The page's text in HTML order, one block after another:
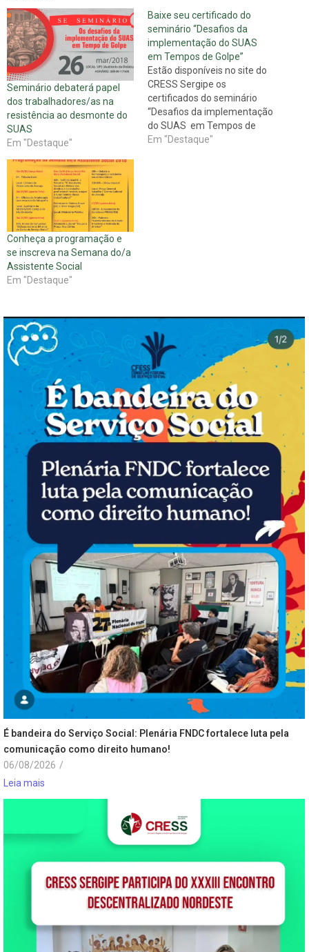
Seminário debaterá papel
dos trabalhadores/as na
resistência ao desmonte do
SUAS
Em "Destaque"
Baixe seu certificado do
seminário “Desafios da
implementação do SUAS
em Tempos de Golpe”
Estão disponíveis no site do
CRESS Sergipe os
certificados do seminário
“Desafios da implementação
do SUAS em Tempos de
Golpe”. O documento está no
Em "Destaque"
Conheça a programação e
se inscreva na Semana do/a
Assistente Social
Em "Destaque"
É bandeira do Serviço Social: Plenária FNDC fortalece luta pela
comunicação como direito humano!
06/08/2026 /
Leia mais